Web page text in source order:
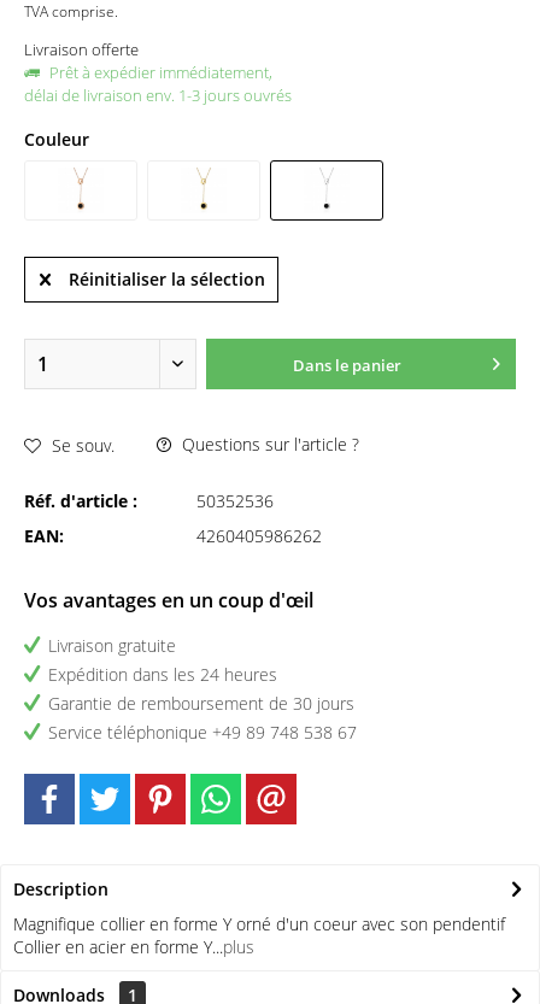
TVA comprise.
Livraison offerte
Prêt à expédier immédiatement,
délai de livraison env. 1-3 jours ouvrés
Couleur
Réinitialiser la sélection
Dans le panier
Se souv. Questions sur l'article ?
Réf. d'article :
50352536
EAN:
4260405986262
Vos avantages en un coup d'œil
Livraison gratuite
Expédition dans les 24 heures
Garantie de remboursement de 30 jours
Service téléphonique +49 89 748 538 67
Description
Magnifique collier en forme Y orné d'un coeur avec son pendentif
Collier en acier en forme Y...plus
Downloads
1